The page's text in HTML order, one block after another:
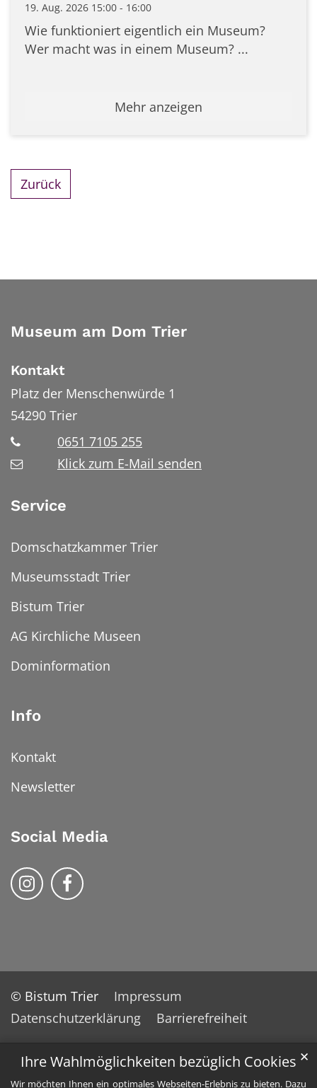
Ihre Wahlmöglichkeiten bezüglich Cookies
Wir möchten Ihnen ein optimales Webseiten-Erlebnis zu bieten. Dazu
✕
19. Aug. 2026 15:00 - 16:00
Wie funktioniert eigentlich ein Museum?
Wer macht was in einem Museum? ...
Mehr anzeigen
Zurück
Museum am Dom Trier
Kontakt
Platz der Menschenwürde 1
54290 Trier
0651 7105 255
Klick zum E-Mail senden
Service
Domschatzkammer Trier
Museumsstadt Trier
Bistum Trier
AG Kirchliche Museen
Dominformation
Info
Kontakt
Newsletter
Social Media
Bistum Trier auf Instragram
Bistum Trier auf Facebook
© Bistum Trier
Impressum
Datenschutzerklärung
Barrierefreiheit